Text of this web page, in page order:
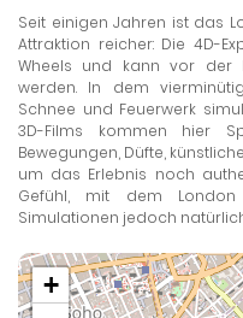
Seit einigen Jahren ist das
Attraktion reicher: Die 4D-
Wheels und kann vor der
werden. In dem
Schnee und Feuerwerk
3D-Films kommen hier
Bewegungen, Düfte,
um das Erlebnis noch
Gefühl, mit dem
Simulationen jedoch
+